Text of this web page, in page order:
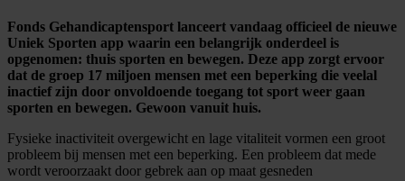
Fonds Gehandicaptensport lanceert vandaag officieel de nieuwe
Uniek Sporten app waarin een belangrijk onderdeel is
opgenomen: thuis sporten en bewegen. Deze app zorgt ervoor
dat de groep 17 miljoen mensen met een beperking die veelal
inactief zijn door onvoldoende toegang tot sport weer gaan
sporten en bewegen. Gewoon vanuit huis.
Fysieke inactiviteit overgewicht en lage vitaliteit vormen een groot
probleem bij mensen met een beperking. Een probleem dat mede
wordt veroorzaakt door gebrek aan op maat gesneden